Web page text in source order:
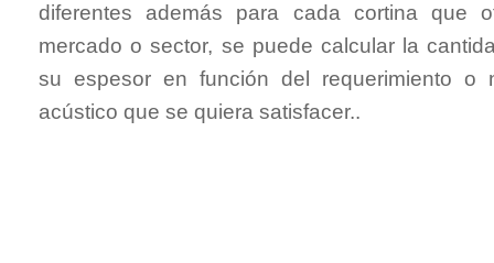
diferentes además para cada cortina que
mercado o sector, se puede calcular la
su espesor en función del requerimiento o
acústico que se quiera satisfacer..